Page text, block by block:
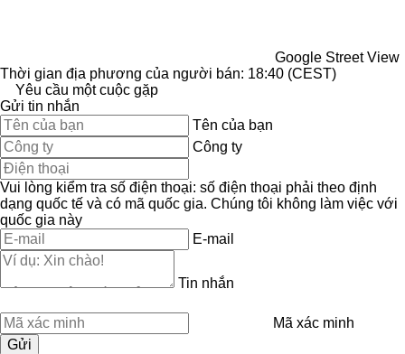
Google Street View
Thời gian địa phương của người bán: 18:40 (CEST)
Yêu cầu một cuộc gặp
Gửi tin nhắn
Tên của bạn
Công ty
Vui lòng kiểm tra số điện thoại: số điện thoại phải theo định
dạng quốc tế và có mã quốc gia. Chúng tôi không làm việc với
quốc gia này
E-mail
Tin nhắn
Mã xác minh